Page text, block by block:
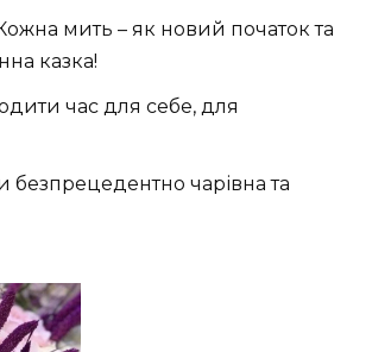
мить – як новий початок та
казка!
час для себе, для
безпрецедентно чарівна та